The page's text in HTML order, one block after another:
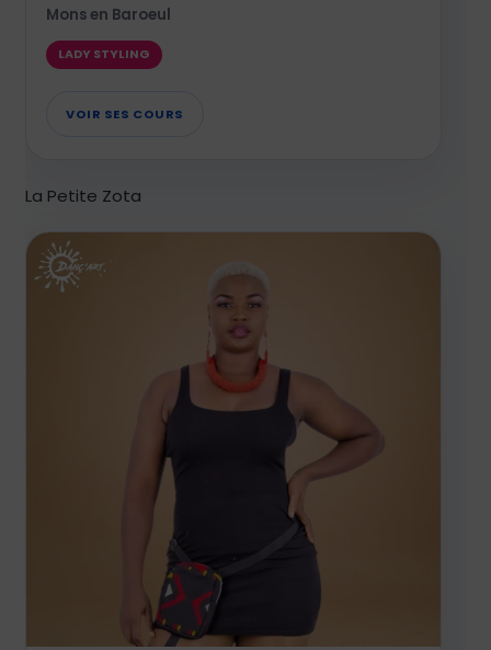
Mons en Baroeul
LADY STYLING
VOIR SES COURS
La Petite Zota